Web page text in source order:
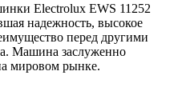
Electrolux EWS 11252
надежность, высокое
перед другими
Машина заслуженно
мировом рынке.